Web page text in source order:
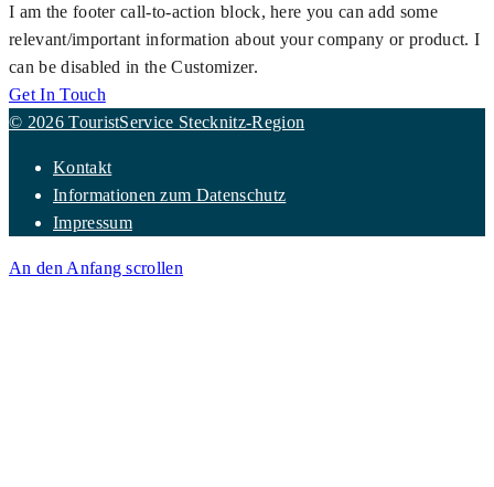
I am the footer call-to-action block, here you can add some
relevant/important information about your company or product. I
can be disabled in the Customizer.
Get In Touch
© 2026 TouristService Stecknitz-Region
Kontakt
Informationen zum Datenschutz
Impressum
An den Anfang scrollen